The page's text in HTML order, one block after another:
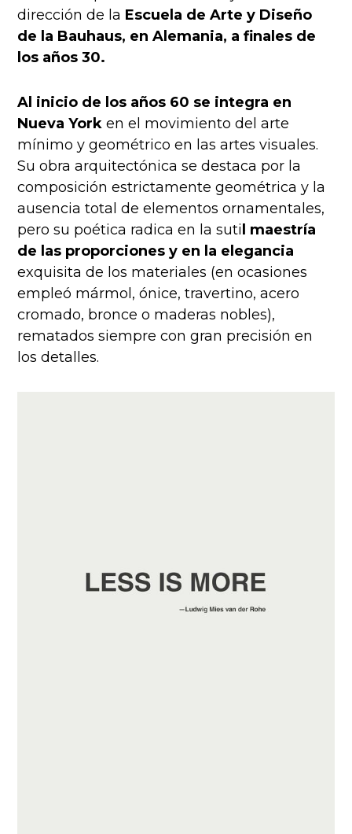
dirección de la Escuela de Arte y Diseño
de la Bauhaus, en Alemania, a finales de
los años 30.
Al inicio de los años 60 se integra en
Nueva York en el movimiento del arte
mínimo y geométrico en las artes visuales.
Su obra arquitectónica se destaca por la
composición estrictamente geométrica y la
ausencia total de elementos ornamentales,
pero su poética radica en la sutil maestría
de las proporciones y en la elegancia
exquisita de los materiales (en ocasiones
empleó mármol, ónice, travertino, acero
cromado, bronce o maderas nobles),
rematados siempre con gran precisión en
los detalles.